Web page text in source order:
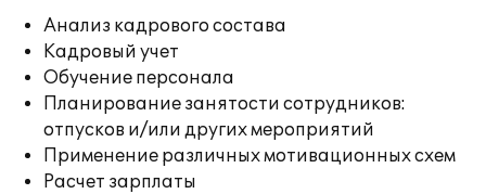
Анализ кадрового состава
Кадровый учет
Обучение персонала
Планирование занятости сотрудников:
отпусков и/или других мероприятий
Применение различных мотивационных схем
Расчет зарплаты